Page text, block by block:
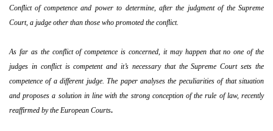
Conflict of competence and power to determine, after the judgment of the Supreme
Court, a judge other than those who promoted the conflict.
As far as the conflict of competence is concerned, it may happen that no one of the
judges in conflict is competent and it’s necessary that the Supreme Court sets the
competence of a different judge. The paper analyses the peculiarities of that situation
and proposes a solution in line with the strong conception of the rule of law, recently
reaffirmed by the European Courts.